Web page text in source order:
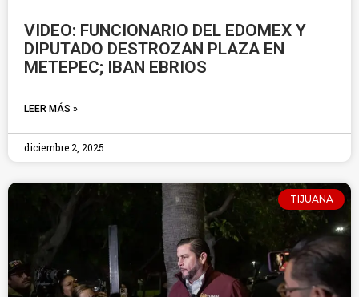
VIDEO: FUNCIONARIO DEL EDOMEX Y
DIPUTADO DESTROZAN PLAZA EN
METEPEC; IBAN EBRIOS
LEER MÁS »
diciembre 2, 2025
TIJUANA